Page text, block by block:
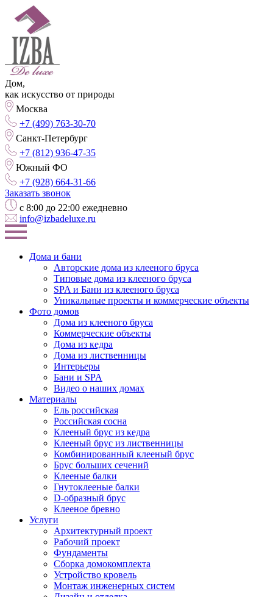
Дом,
как искусство от природы
Москва
+7 (499) 763-30-70
Санкт-Петербург
+7 (812) 936-47-35
Южный ФО
+7 (928) 664-31-66
Заказать звонок
с 8:00 до 22:00 ежедневно
info@izbadeluxe.ru
Дома и бани
Авторские дома из клееного бруса
Типовые дома из клееного бруса
SPA и Бани из клееного бруса
Уникальные проекты и коммерческие объекты
Фото домов
Дома из клееного бруса
Коммерческие объекты
Дома из кедра
Дома из лиственницы
Интерьеры
Бани и SPA
Видео о наших домах
Материалы
Ель российская
Российская сосна
Клееный брус из кедра
Клееный брус из лиственницы
Комбинированный клееный брус
Брус больших сечений
Клееные балки
Гнутоклееные балки
D-образный брус
Клееное бревно
Услуги
Архитектурный проект
Рабочий проект
Фундаменты
Сборка домокомплекта
Устройство кровель
Монтаж инженерных систем